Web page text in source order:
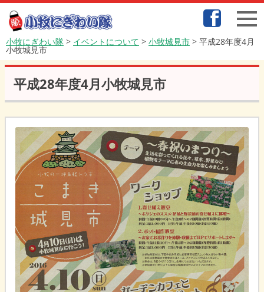
小牧にぎわい隊 > イベントについて > 小牧城見市 > 平成28年度4月
小牧城見市
平成28年度4月小牧城見市